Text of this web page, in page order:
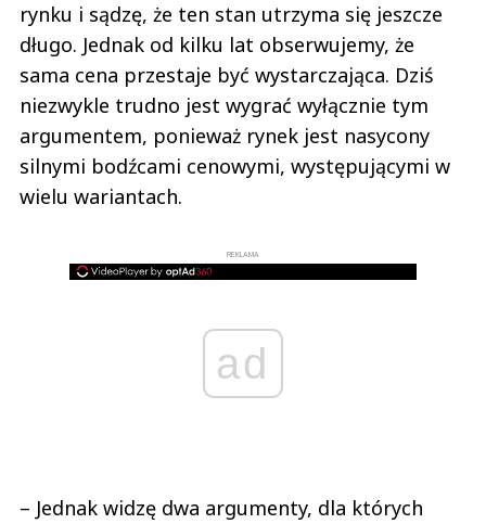
rynku i sądzę, że ten stan utrzyma się jeszcze
długo. Jednak od kilku lat obserwujemy, że
sama cena przestaje być wystarczająca. Dziś
niezwykle trudno jest wygrać wyłącznie tym
argumentem, ponieważ rynek jest nasycony
silnymi bodźcami cenowymi, występującymi w
wielu wariantach.
REKLAMA
ad
– Jednak widzę dwa argumenty, dla których